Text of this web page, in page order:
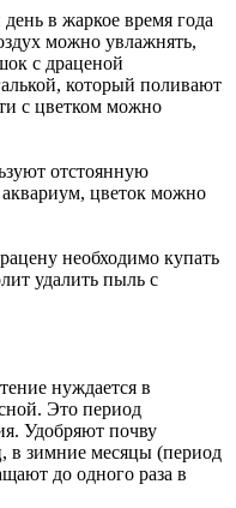
в жаркое время года
можно увлажнять,
с драценой
который поливают
с цветком можно
отстоянную
цветок можно
необходимо купать
удалить пыль с
нуждается в
Это период
Удобряют почву
в зимние месяцы (период
до одного раза в